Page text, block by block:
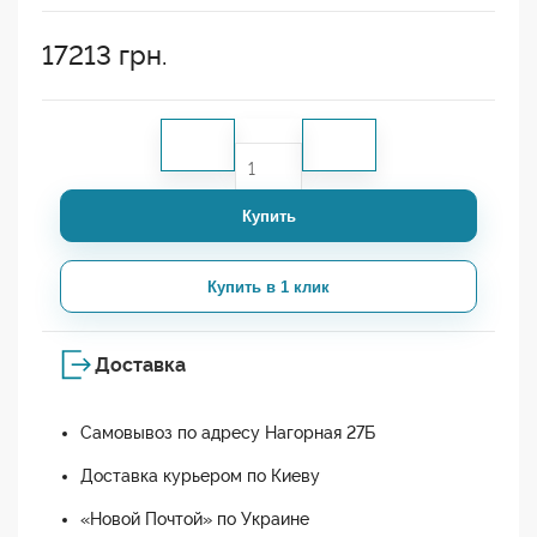
17213 грн.
Купить
Купить в 1 клик
Доставка
Самовывоз по адресу Нагорная 27Б
Доставка курьером по Киеву
«Новой Почтой» по Украине